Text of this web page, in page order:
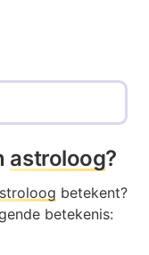
astroloog?
betekent?
betekenis: